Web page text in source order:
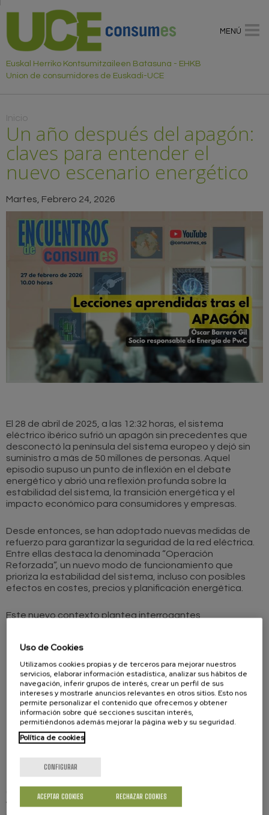
Euskal Herriko Kontsumitzaileen Batasuna - EHKB
Union de consumidores de Euskadi-UCE
Usted está aquí
Inicio
Un año después del apagón:
claves para entender el
nuevo escenario energético
Martes, Febrero 24, 2026
El 28 de abril de 2025, a las 12:32 horas, el sistema
eléctrico ibérico sufrió un apagón sin precedentes que
desconectó la península del sistema europeo y dejó sin
suministro a más de 50 millones de personas. Aquel
episodio supuso un punto de inflexión en el debate
energético y abrió una reflexión profunda sobre la
estabilidad del sistema, la transición energética y el
impacto económico para consumidores y empresas.
Desde entonces, se han adoptado nuevas medidas de
refuerzo para garantizar la seguridad de la red eléctrica.
Entre ellas destaca la denominada “Operación
Reforzada”, un nuevo modo de funcionamiento que
prioriza la estabilidad del sistema, incluso con posibles
efectos en costes, precios y planificación energética.
Este nuevo contexto plantea interrogantes
¿Quién asumirá los costes derivados del refuerzo del
sistema?
¿Qué cambios regulatorios se están impulsando?
estabilidad y transición energética?
Con el objetivo de ofrecer información rigurosa, accesible
y basada en el análisis técnico, la Confederación
MENÚ
Uso de Cookies
Utilizamos cookies propias y de terceros para mejorar nuestros
servicios, elaborar información estadística, analizar sus hábitos de
navegación, inferir grupos de interés, crear un perfil de sus
intereses y mostrarle anuncios relevantes en otros sitios. Esto nos
permite personalizar el contenido que ofrecemos y obtener
información sobre qué secciones suscitan interés,
permitiéndonos además mejorar la página web y su seguridad.
Política de cookies
CONFIGURAR
RECHAZAR COOKIES
ACEPTAR COOKIES